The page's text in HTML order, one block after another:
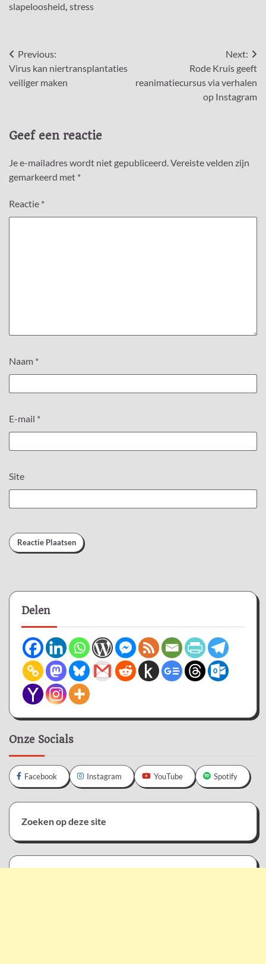
slapeloosheid, stress
Bericht
navigatie
Previous:
Virus kan niertransplantaties
veiliger maken
Next:
Rode Kruis geeft
reanimatiecursus via verhalen
op Instagram
Geef een reactie
Je e-mailadres wordt niet gepubliceerd.Vereiste velden zijn
gemarkeerd met *
Reactie *
Naam *
E-mail *
Site
Delen
Onze Socials
Facebook Instagram YouTube Spotify
Zoeken op deze site